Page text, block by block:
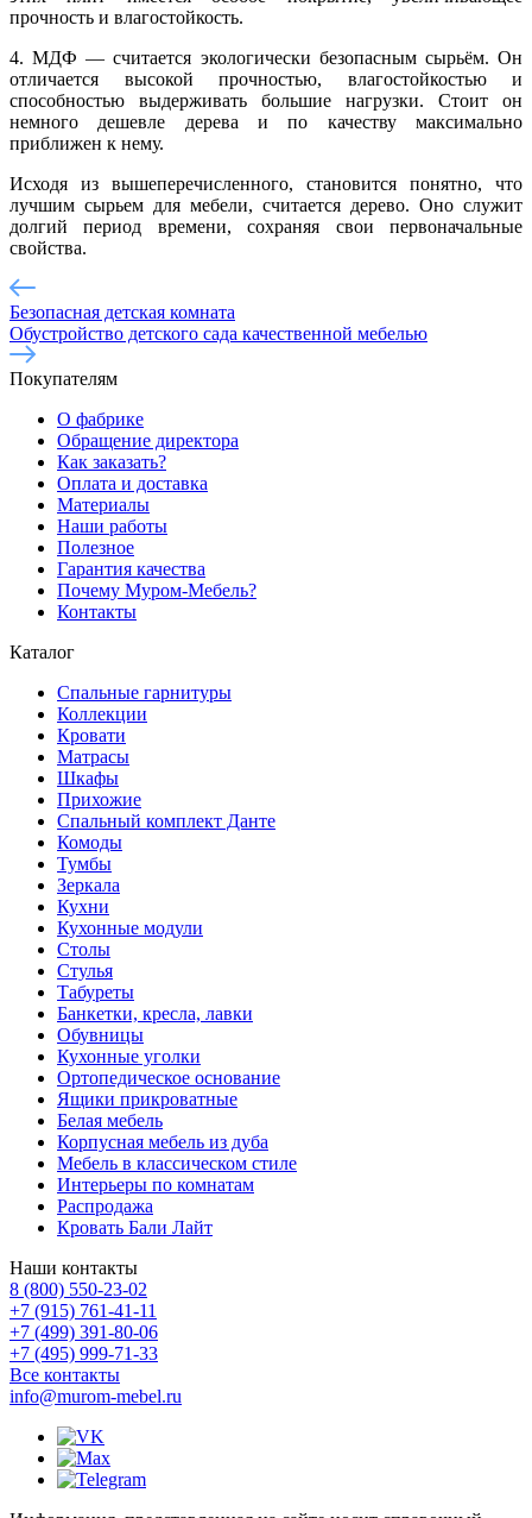
прочность и влагостойкость.
4. МДФ — считается экологически безопасным сырьём. Он
отличается высокой прочностью, влагостойкостью и
способностью выдерживать большие нагрузки. Стоит он
немного дешевле дерева и по качеству максимально
приближен к нему.
Исходя из вышеперечисленного, становится понятно, что
лучшим сырьем для мебели, считается дерево. Оно служит
долгий период времени, сохраняя свои первоначальные
свойства.
Безопасная детская комната
Обустройство детского сада качественной мебелью
Покупателям
О фабрике
Обращение директора
Как заказать?
Оплата и доставка
Материалы
Наши работы
Полезное
Гарантия качества
Почему Муром-Мебель?
Контакты
Каталог
Спальные гарнитуры
Коллекции
Кровати
Матрасы
Шкафы
Прихожие
Спальный комплект Данте
Комоды
Тумбы
Зеркала
Кухни
Кухонные модули
Столы
Стулья
Табуреты
Банкетки, кресла, лавки
Обувницы
Кухонные уголки
Ортопедическое основание
Ящики прикроватные
Белая мебель
Корпусная мебель из дуба
Мебель в классическом стиле
Интерьеры по комнатам
Распродажа
Кровать Бали Лайт
Наши контакты
8 (800) 550-23-02
+7 (915) 761-41-11
+7 (499) 391-80-06
+7 (495) 999-71-33
Все контакты
info@murom-mebel.ru